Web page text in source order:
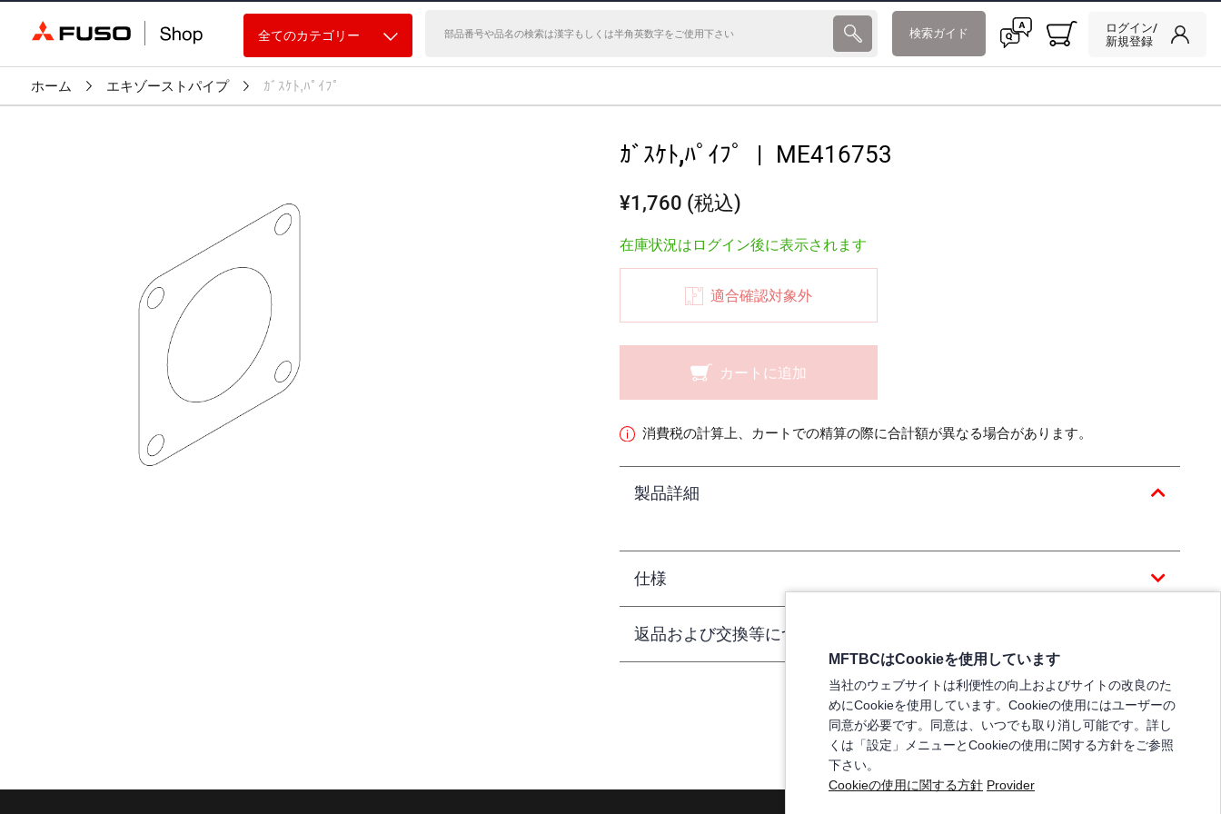
全てのカテゴリー 検索ガイド
ログイン/
新規登録
ホーム エキゾーストパイプ ｶﾞｽｹﾄ,ﾊﾟｲﾌﾟ
ｶﾞｽｹﾄ,ﾊﾟｲﾌﾟ | ME416753
¥1,760 (税込)
在庫状況はログイン後に表示されます
適合確認対象外
カートに追加
消費税の計算上、カートでの精算の際に合計額が異なる場合があります。
製品詳細
仕様
返品および交換等について
MFTBCはCookieを使用しています
当社のウェブサイトは利便性の向上およびサイトの改良のた
めにCookieを使用しています。Cookieの使用にはユーザーの
同意が必要です。同意は、いつでも取り消し可能です。詳し
くは「設定」メニューとCookieの使用に関する方針をご参照
下さい。
Cookieの使用に関する方針 Provider